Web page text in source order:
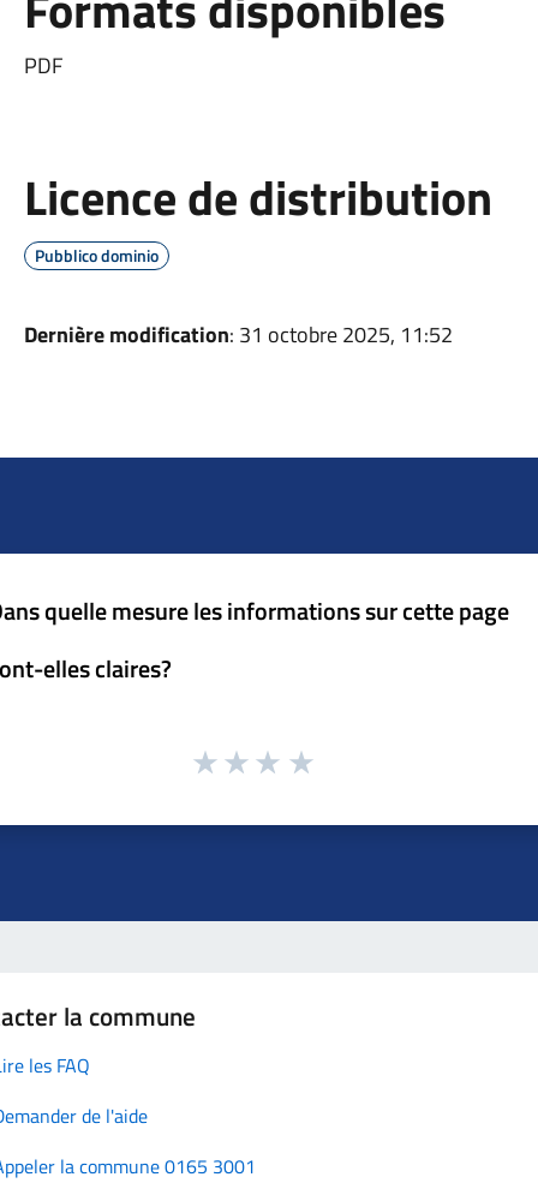
PDF
Licence de distribution
Pubblico dominio
Dernière modification: 31 octobre 2025, 11:52
quelle mesure les informations sur cette page
elles claires?
la commune
les FAQ
de l'aide
la commune 0165 3001